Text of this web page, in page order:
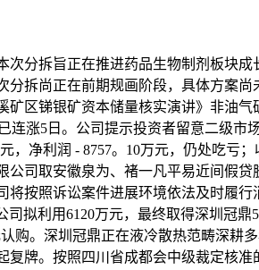
拆旨正在推进药品生物制剂板块成
拆尚正在前期规画阶段，具体方案
区锑银矿资本储量核实演讲》非油
连涨5日。公司提示投资者留意二级
净利润 - 8757。10万元，仍处吃亏
司取安徽泉为、褚一凡平易近间假贷
按照诉讼案件进展环境依法及时履
拟利用6120万元，最终取得深圳冠
购。深圳冠鼎正在液冷散热范畴深
牌。按照四川省成都会中级裁定核